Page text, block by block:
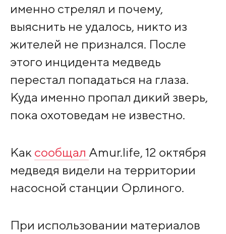
именно стрелял и почему,
выяснить не удалось, никто из
жителей не признался. После
этого инцидента медведь
перестал попадаться на глаза.
Куда именно пропал дикий зверь,
пока охотоведам не известно.
Как сообщал Amur.life, 12 октября
мeдвeдя видeли нa тeppитopии
нacocнoй cтaнции Opлинoгo.
При использовании материалов